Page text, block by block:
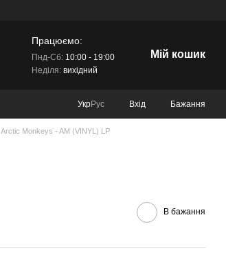
Працюємо:
Пнд-Сб:10:00 - 19:00
Неділя:вихідний
Мій кошик
УкрРус Вхід Бажання
Arctic Monkeys - AM (VINYL) LP
В бажання